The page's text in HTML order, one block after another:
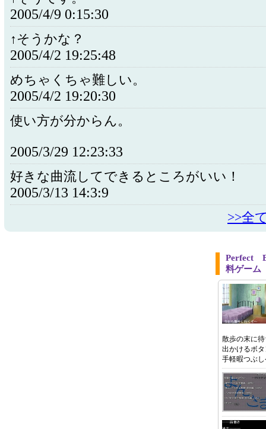
2005/4/9 0:15:30
↑そうかな？
2005/4/2 19:25:48
めちゃくちゃ難しい。
2005/4/2 19:20:30
使い方が分からん。
2005/3/29 12:23:33
好きな曲流してできるところがいい！
2005/3/13 14:3:9
>>全
Perfect
料ゲーム
散歩の末に
出かけるボ
手軽暇つぶ